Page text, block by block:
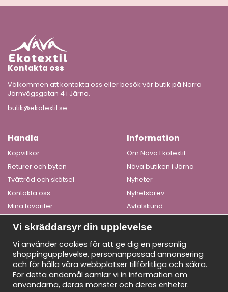
Kontakta oss
Välkommen att kontakta oss eller besök vår butik på Norra
Järnvägsgatan 4 i Järna.
butik@ekotextil.se
Handla
Köpvillkor
Returer och byten
Tvättråd och skötsel
Kontakta oss
Mina favoriter
Information
Om Näva Ekotextil
Näva butiken i Järna
Nyheter
Nyhetsbrev
Avtalskund
Få våra bästa erbjudanden och nyheter!
De uppgifter du matar in kommer endast användas till våra
nyhetsbrev.
E-
Vi skräddarsyr din upplevelse
Vi använder cookies för att ge dig en personlig
shoppingupplevelse, personanpassad annonsering
och för hålla våra webbplatser tillförlitliga och säkra.
För detta ändamål samlar vi in information om
användarna, deras mönster och deras enheter.